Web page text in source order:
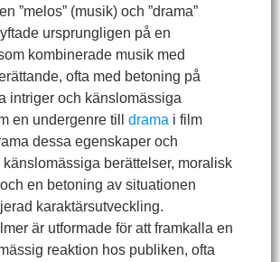
”melos” (musik) och ”drama”
ursprungligen på en
kombinerade musik med
ofta med betoning på
intriger och känslomässiga
en undergenre till drama i film
dessa egenskaper och
berättelser, moralisk
en betoning av situationen
karaktärsutveckling.
är utformade för att framkalla en
reaktion hos publiken, ofta